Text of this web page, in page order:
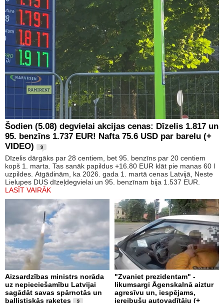
Šodien (5.08) degvielai akcijas cenas: Dīzelis 1.817 un
95. benzīns 1.737 EUR! Nafta 75.6 USD par barelu (+
VIDEO)
9
Dīzelis dārgāks par 28 centiem, bet 95. benzīns par 20 centiem
kopš 1. marta. Tas sanāk papildus +16.80 EUR klāt pie manas 60 l
uzpildes. Atgādinām, ka 2026. gada 1. martā cenas Latvijā, Neste
Lielupes DUS dīzeļdegvielai un 95. benzīnam bija 1.537 EUR.
LASĪT VAIRĀK
Aizsardzības ministrs norāda
uz nepieciešamību Latvijai
sagādāt savas spārnotās un
ballistiskās raķetes
9
"Zvaniet prezidentam" -
likumsargi Āgenskalnā aiztur
agresīvu un, iespējams,
iereibušu autovadītāju (+